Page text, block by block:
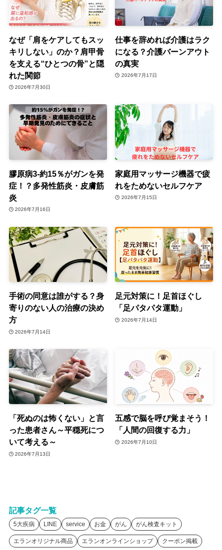
なぜ「肩をケアしてもスッ
キリしない」のか？肩甲骨
を支える“ひとつの骨”と隠
れた関節
2026年7月30日
仕事を辞めれば介護はラク
になる？介護バーンアウト
の真実
2026年7月17日
膠原病3-約15％がガンを発
症！？多発性筋炎・皮膚筋
炎
2026年7月16日
家庭用マッサージ機器で疲
れをためないセルフケア
2026年7月15日
手術の同意は誰がする？身
寄りのない人の治療の決め
方
2026年7月14日
足元対策に！足首ほぐし
「足パタパタ運動」
2026年7月14日
「死ぬのは怖くない」と言
った患者さん～平穏死につ
いて考える～
2026年7月13日
五感で脳を呼び覚まそう！
「人間の回復する力」
2026年7月10日
記事タグ一覧
5大疾病 LINE service お金 がん がん検査キット
エランオリジナル商品 エランオンラインショップ クーポン掲載